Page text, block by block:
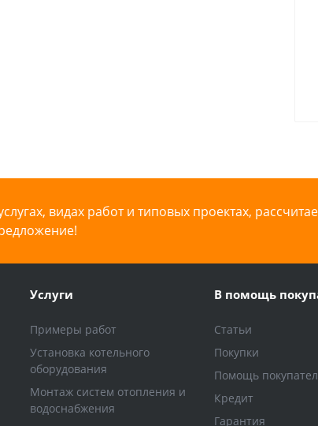
видах работ и типовых проектах,
Услуги
Примеры работ
Установка котельного
оборудования
Монтаж систем отопления и
водоснабжения
В помощь
Статьи
Покупки
Помощь
Кредит
Гарантия